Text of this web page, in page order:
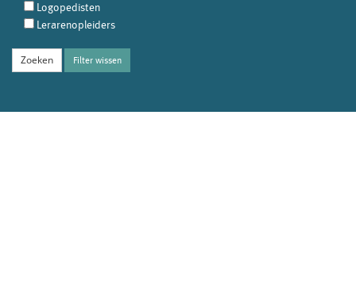
Logopedisten
Lerarenopleiders
Filter wissen